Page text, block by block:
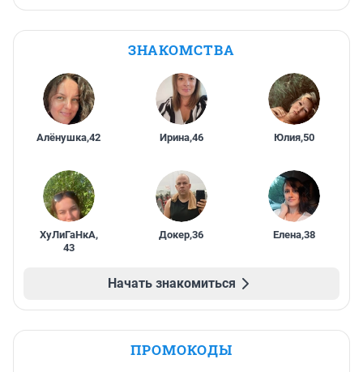
ЗНАКОМСТВА
Алёнушка,42 Ирина,46 Юлия,50
ХуЛиГаНкА,
43
Докер,36 Елена,38
Начать знакомиться
ПРОМОКОДЫ